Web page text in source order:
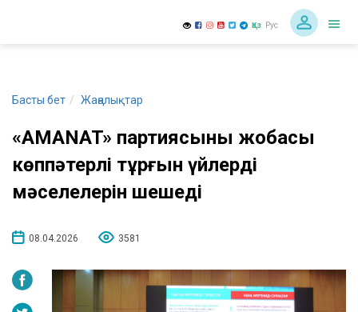
Қаз Рус
Басты бет Жаңалықтар
«AMANAT» партиясының жобасы
көппәтерлі тұрғын үйлердің
мәселелерін шешеді
08.04.2026 3581